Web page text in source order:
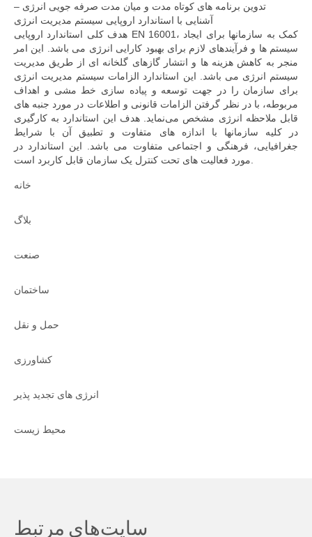
– تدوين برنامه های کوتاه مدت و ميان مدت صرفه جويی انرژی
آشنایی با استاندارد اروپایی سیستم مدیریت انرژی
هدف کلی استاندارد اروپایی EN 16001، کمک به سازمانها برای ایجاد
سیستم ها و فرآیندهای لازم برای بهبود کارایی انرژی می باشد. این امر
منجر به کاهش هزینه ها و انتشار گازهای گلخانه ای از طریق مدیریت
سیستم انرژی می باشد. این استاندارد الزامات سیستم مدیریت انرژی
برای سازمان را در جهت توسعه و پیاده سازی خط مشی و اهداف
مربوطه، با در نظر گرفتن الزامات قانونی و اطلاعات در مورد جنبه های
قابل ملاحظه انرژی مشخص می‌نماید. هدف این استاندارد به کارگیری
در کلیه سازمانها با اندازه های متفاوت و تطبیق آن با شرایط
جغرافیایی، فرهنگی و اجتماعی متفاوت می باشد. این استاندارد در
مورد فعالیت های تحت کنترل یک سازمان قابل کاربرد است.
خانه
بلاگ
صنعت
ساختمان
حمل و نقل
کشاورزی
انرژی های تجدید پذیر
محیط زیست
سایت‌های مرتبط